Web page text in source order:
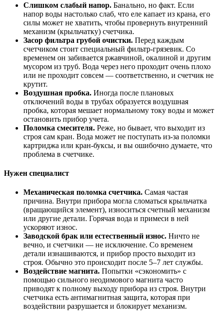
Слишком слабый напор. Банально, но факт. Если
напор воды настолько слаб, что еле капает из крана, его
силы может не хватить, чтобы провернуть внутренний
механизм (крыльчатку) счетчика.
Засор фильтра грубой очистки. Перед каждым
счетчиком стоит специальный фильтр-грязевик. Со
временем он забивается ржавчиной, окалиной и другим
мусором из труб. Вода через него проходит очень плохо
или не проходит совсем — соответственно, и счетчик не
крутит.
Воздушная пробка. Иногда после плановых
отключений воды в трубах образуется воздушная
пробка, которая мешает нормальному току воды и может
остановить прибор учета.
Поломка смесителя. Реже, но бывает, что выходит из
строя сам кран. Вода может не поступать из-за поломки
картриджа или кран-буксы, и вы ошибочно думаете, что
проблема в счетчике.
Нужен специалист
Механическая поломка счетчика. Самая частая
причина. Внутри прибора могла сломаться крыльчатка
(вращающийся элемент), износиться счетный механизм
или другие детали. Горячая вода и примеси в ней
ускоряют износ.
Заводской брак или естественный износ. Ничто не
вечно, и счетчики — не исключение. Со временем
детали изнашиваются, и прибор просто выходит из
строя. Обычно это происходит после 5–7 лет службы.
Воздействие магнита. Попытки «сэкономить» с
помощью сильного неодимового магнита часто
приводят к полному выходу прибора из строя. Внутри
счетчика есть антимагнитная защита, которая при
воздействии разрушается и блокирует механизм.